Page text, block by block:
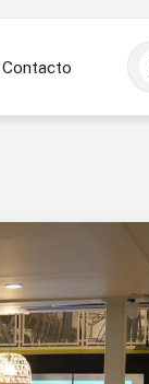
Contacto